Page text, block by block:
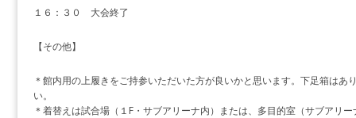
１６：３０ 大会終了
【その他】
＊館内用の上履きをご持参いただいた方が良いかと思います。下足箱はあ
い。
＊着替えは試合場（１F・サブアリーナ内）または、多目的室（サブアリ